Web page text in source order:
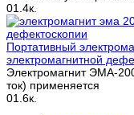
01.4к.
Портативный
электромагнитной
Электромагнит ЭМА-
ток) применяется
01.6к.